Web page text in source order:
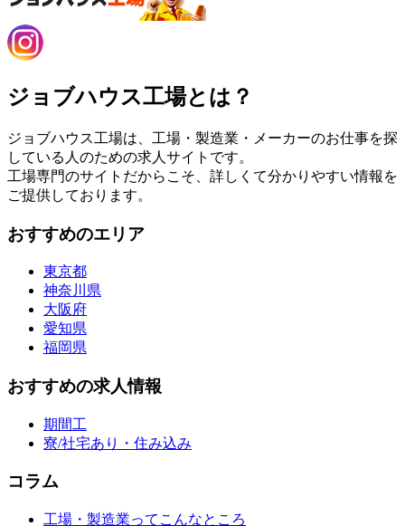
ジョブハウス工場とは？
ジョブハウス工場は、工場・製造業・メーカーのお仕事を探
している人のための求人サイトです。
工場専門のサイトだからこそ、詳しくて分かりやすい情報を
ご提供しております。
おすすめのエリア
東京都
神奈川県
大阪府
愛知県
福岡県
おすすめの求人情報
期間工
寮/社宅あり・住み込み
コラム
工場・製造業ってこんなところ